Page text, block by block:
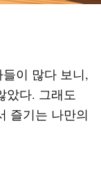
이 많다 보니,
았다. 그래도
즐기는 나만의